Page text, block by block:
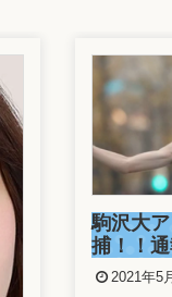
駒沢大
捕！！
2021年5